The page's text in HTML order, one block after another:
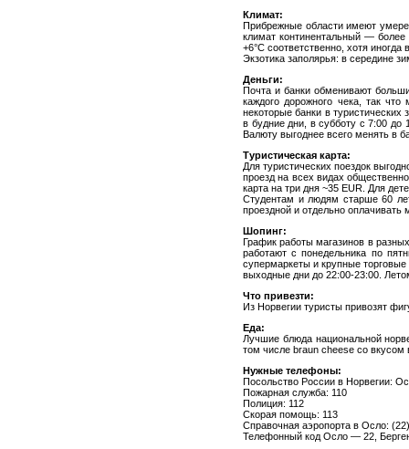
Климат:
Прибрежные области имеют
климат континентальный —
+6°C соответственно, хотя
Экзотика заполярья: в середине
Деньги:
Почта и банки обменивают
каждого дорожного чека, так
некоторые банки в
в будние дни, в субботу с 7:00 до
Валюту выгоднее всего менять в
Туристическая карта:
Для туристических поездок
проезд на всех видах
карта на три дня ~35 EUR. Для
Студентам и людям старше 60
проездной и отдельно оплачивать
Шопинг:
График работы магазинов в
работают с понедельника по
супермаркеты и крупные
выходные дни до 22:00-23:00.
Что привезти:
Из Норвегии туристы привозят
Еда:
Лучшие блюда национальной
том числе braun cheese со вкусом
Нужные телефоны:
Посольство России в Норвегии:
Пожарная служба: 110
Полиция: 112
Скорая помощь: 113
Справочная аэропорта в Осло:
Телефонный код Осло — 22,